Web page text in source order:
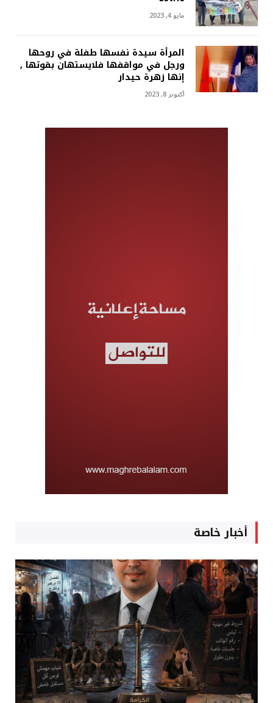
مايو 4, 2023
المرأة سيدة نفسها طفلة في روحها
ورجل في مواقفها فلايستهان بقوتها ,
إنها زهرة حيدار
أكتوبر 8, 2023
أخبار خاصة